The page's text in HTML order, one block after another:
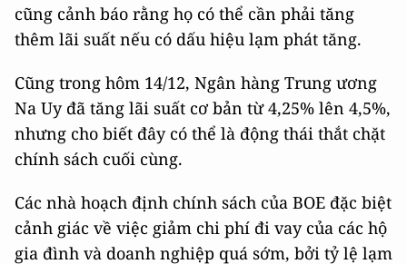
cũng cảnh báo rằng họ có thể cần phải tăng
thêm lãi suất nếu có dấu hiệu lạm phát tăng.
Cũng trong hôm 14/12, Ngân hàng Trung ương
Na Uy đã tăng lãi suất cơ bản từ 4,25% lên 4,5%,
nhưng cho biết đây có thể là động thái thắt chặt
chính sách cuối cùng.
Các nhà hoạch định chính sách của BOE đặc biệt
cảnh giác về việc giảm chi phí đi vay của các hộ
gia đình và doanh nghiệp quá sớm, bởi tỷ lệ lạm